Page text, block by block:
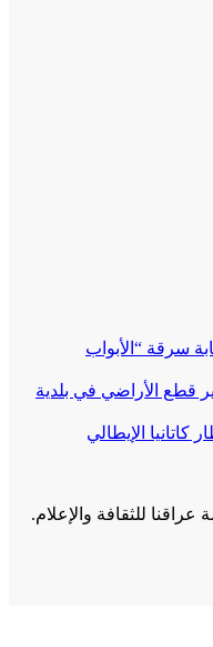
سرقة “الأبواب
تزوير قطع الأراضي في بلدية
كاتانيا الإيطالي